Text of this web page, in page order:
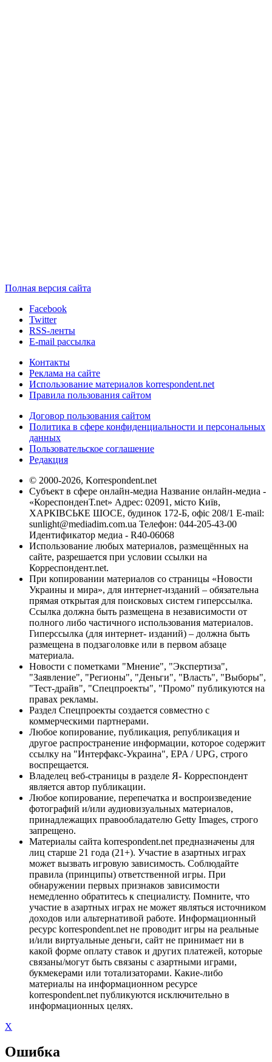
Полная версия сайта
Facebook
Twitter
RSS-ленты
E-mail рассылка
Контакты
Реклама на сайте
Использование материалов korrespondent.net
Правила пользования сайтом
Договор пользования сайтом
Политика в сфере конфиденциальности и персональных
данных
Пользовательское соглашение
Редакция
© 2000-2026, Korrespondent.net
Субъект в сфере онлайн-медиа Название онлайн-медиа -
«КореспонденТ.net» Адрес: 02091, місто Київ,
ХАРКІВСЬКЕ ШОСЕ, будинок 172-Б, офіс 208/1 E-mail:
sunlight@mediadim.com.ua Телефон: 044-205-43-00
Идентификатор медиа - R40-06068
Использование любых материалов, размещённых на
сайте, разрешается при условии ссылки на
Корреспондент.net.
При копировании материалов со страницы «Новости
Украины и мира», для интернет-изданий – обязательна
прямая открытая для поисковых систем гиперссылка.
Ссылка должна быть размещена в независимости от
полного либо частичного использования материалов.
Гиперссылка (для интернет- изданий) – должна быть
размещена в подзаголовке или в первом абзаце
материала.
Новости с пометками "Мнение", "Экспертиза",
"Заявление", "Регионы", "Деньги", "Власть", "Выборы",
"Тест-драйв", "Спецпроекты", "Промо" публикуются на
правах рекламы.
Раздел Спецпроекты создается совместно с
коммерческими партнерами.
Любое копирование, публикация, републикация и
другое распространение информации, которое содержит
ссылку на "Интерфакс-Украина", EPA / UPG, строго
воспрещается.
Владелец веб-страницы в разделе Я- Корреспондент
является автор публикации.
Любое копирование, перепечатка и воспроизведение
фотографий и/или аудиовизуальных материалов,
принадлежащих правообладателю Getty Images, строго
запрещено.
Материалы сайта korrespondent.net предназначены для
лиц старше 21 года (21+). Участие в азартных играх
может вызвать игровую зависимость. Соблюдайте
правила (принципы) ответственной игры. При
обнаружении первых признаков зависимости
немедленно обратитесь к специалисту. Помните, что
участие в азартных играх не может являться источником
доходов или альтернативой работе. Информационный
ресурс korrespondent.net не проводит игры на реальные
и/или виртуальные деньги, сайт не принимает ни в
какой форме оплату ставок и других платежей, которые
связаны/могут быть связаны с азартными играми,
букмекерами или тотализаторами. Какие-либо
материалы на информационном ресурсе
korrespondent.net публикуются исключительно в
информационных целях.
X
Ошибка